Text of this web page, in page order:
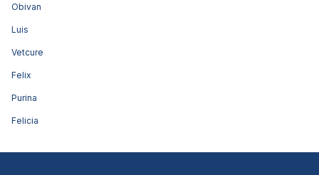
Obivan
Luis
Vetcure
Felix
Purina
Felicia